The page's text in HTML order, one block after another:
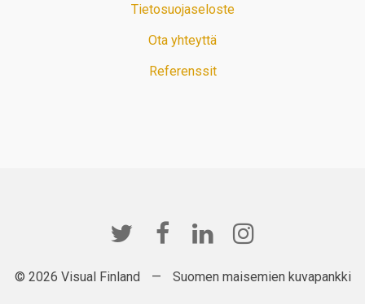
Tietosuojaseloste
Ota yhteyttä
Referenssit
© 2026 Visual Finland — Suomen maisemien kuvapankki